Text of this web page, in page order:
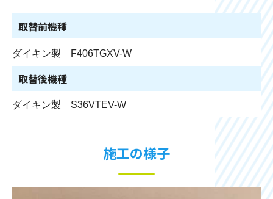
取替前機種
ダイキン製 F406TGXV-W
取替後機種
ダイキン製 S36VTEV-W
施工の様子